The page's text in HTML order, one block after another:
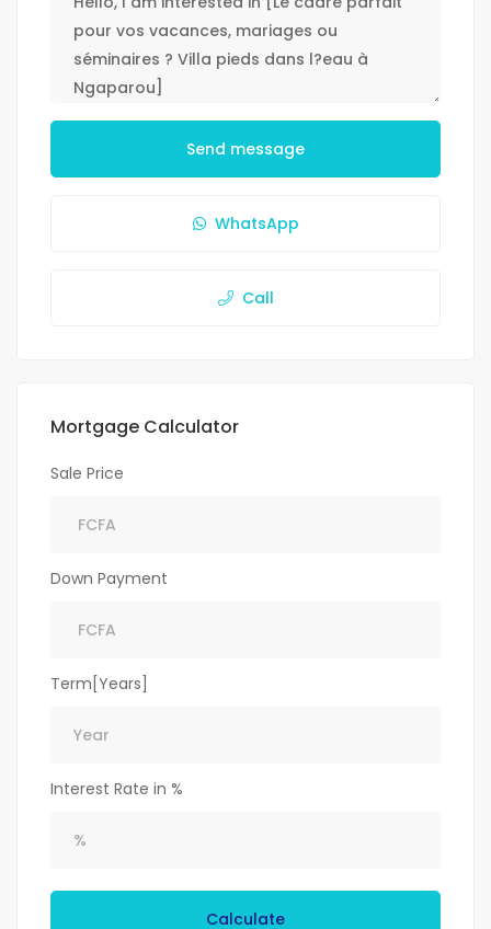
Send message
WhatsApp
Call
Mortgage Calculator
Sale Price
Down Payment
Term[Years]
Interest Rate in %
Calculate